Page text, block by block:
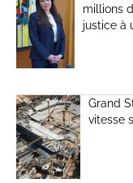
millions
justice à
Grand
vitesse